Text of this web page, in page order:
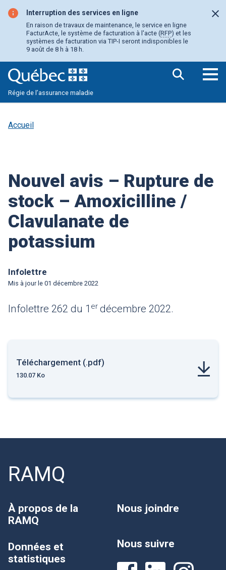
contenu
principal
Interruption des services en ligne
En raison de travaux de maintenance, le service en ligne
FacturActe, le système de facturation à l'acte (RFP) et les
systèmes de facturation via TIP-I seront indisponibles le
9 août de 8 h à 18 h.
Régie de l’assurance maladie
Accueil
Nouvel avis – Rupture de
stock – Amoxicilline /
Clavulanate de
potassium
Infolettre
Mis à jour le 01 décembre 2022
Infolettre 262 du 1 er décembre 2022.
Téléchargement (.pdf)
130.07 Ko
RAMQ
À propos de la
RAMQ
Données et
statistiques
Nous joindre
Nous suivre